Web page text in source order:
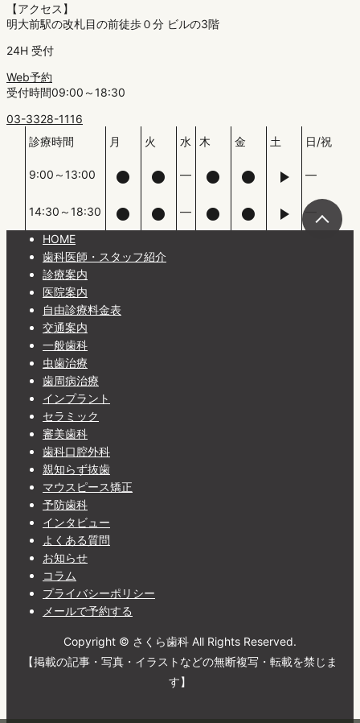
【アクセス】
明大前駅の改札目の前徒歩０分 ビルの3階
24H 受付
Web予約
受付時間09:00～18:30
03-3328-1116
診療時間
月 火 水 木 金 土 日/祝
9:00～13:00   ―    ―
14:30～18:30   ―   
―
HOME
歯科医師・スタッフ紹介
診療案内
医院案内
自由診療料金表
交通案内
一般歯科
虫歯治療
歯周病治療
インプラント
セラミック
審美歯科
歯科口腔外科
親知らず抜歯
マウスピース矯正
予防歯科
インタビュー
よくある質問
お知らせ
コラム
プライバシーポリシー
メールで予約する
Copyright © さくら歯科 All Rights Reserved.
【掲載の記事・写真・イラストなどの無断複写・転載を禁じま
す】